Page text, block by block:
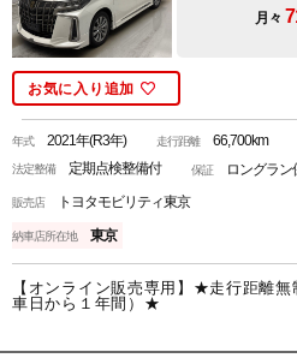
月々
お気に入り追加
年式2021年(R3年) 走行距離66,700km
法定整備定期点検整備付 保証ロングラン
販売店トヨタモビリティ東京
納車店所在地東京
【オンライン販売専用】★走行距離
車日から１年間）★